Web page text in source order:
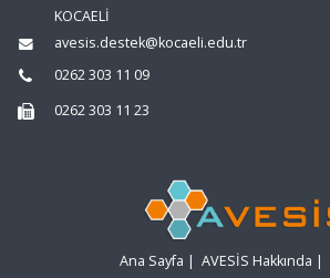
KOCAELİ
avesis.destek@kocaeli.edu.tr
0262 303 11 09
0262 303 11 23
Ana Sayfa | AVESİS Hakkında |